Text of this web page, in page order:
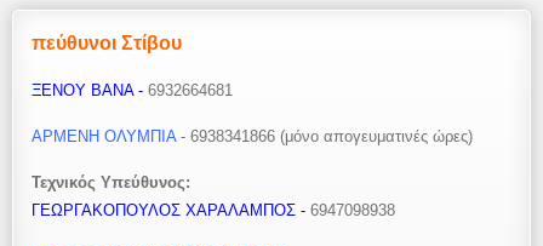
πεύθυνοι Στίβου
ΞΕΝΟΥ ΒΑΝΑ - 6932664681
ΑΡΜΕΝΗ ΟΛΥΜΠΙΑ- 6938341866 (μόνο απογευματινές ώρες)
Τεχνικός Υπεύθυνος:
ΓΕΩΡΓΑΚΟΠΟΥΛΟΣ ΧΑΡΑΛΑΜΠΟΣ - 6947098938